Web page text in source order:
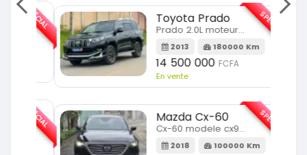
SPÉCIAL Toyota Prado
Prado 2.0L moteur d4d
2013 180000 Km
14 500 000FCFA
En vente
SPÉCIAL
Mazda Cx-60
Cx-60 modele cx9 full option
2018 100000 Km
SPÉCIAL